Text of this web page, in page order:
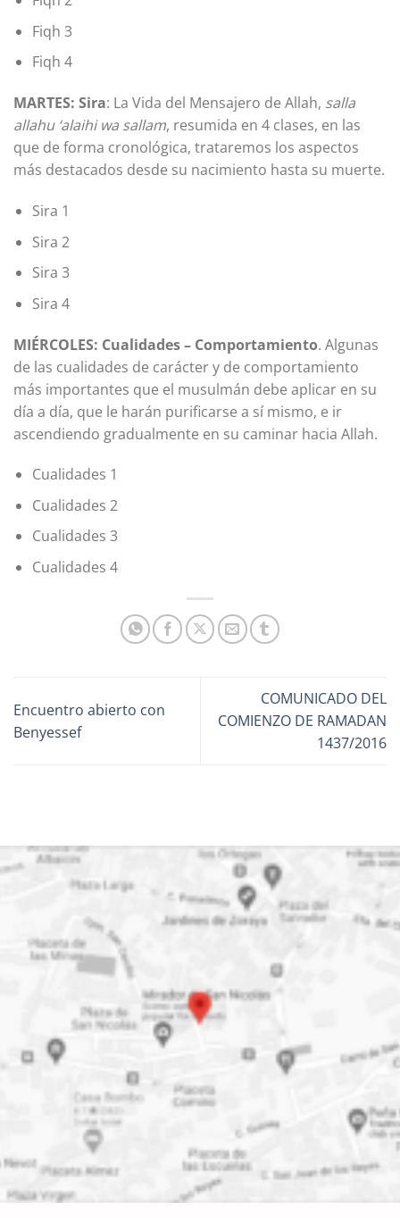
Fiqh 3
Fiqh 4
MARTES: Sira: La Vida del Mensajero de Allah, salla
allahu ‘alaihi wa sallam, resumida en 4 clases, en las
que de forma cronológica, trataremos los aspectos
más destacados desde su nacimiento hasta su muerte.
Sira 1
Sira 2
Sira 3
Sira 4
MIÉRCOLES: Cualidades – Comportamiento. Algunas
de las cualidades de carácter y de comportamiento
más importantes que el musulmán debe aplicar en su
día a día, que le harán purificarse a sí mismo, e ir
ascendiendo gradualmente en su caminar hacia Allah.
Cualidades 1
Cualidades 2
Cualidades 3
Cualidades 4
Encuentro abierto con
Benyessef
COMUNICADO DEL
COMIENZO DE RAMADAN
1437/2016